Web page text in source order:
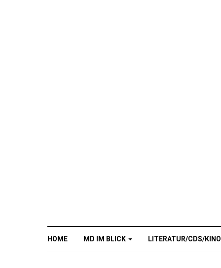
HOME MD IM BLICK LITERATUR/CDS/KINO